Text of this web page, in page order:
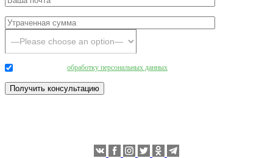
обработку персональных данных